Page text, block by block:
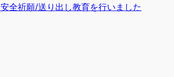
安全祈願/送り出し教育を行いました